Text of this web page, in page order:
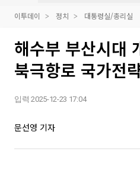
이투데이 정치 대통령실/총리실
해수부 부산시대
북극항로 국가전
입력 2025-12-23 17:04
문선영 기자